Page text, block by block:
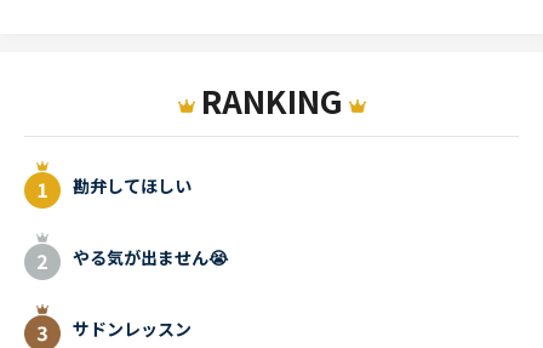
RANKING
勘弁してほしい
やる気が出ません😭
サドンレッスン